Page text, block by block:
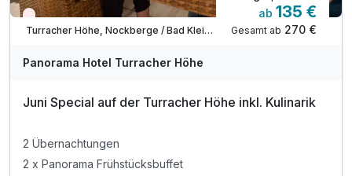
Wieder frei ab Mai
Turracher Höhe, Nockberge / Bad Kleinkirchheim
ab 135 €
Gesamt ab 270 €
Panorama Hotel Turracher Höhe
Juni Special auf der Turracher Höhe inkl. Kulinarik
2 Übernachtungen
2 x Panorama Frühstücksbuffet